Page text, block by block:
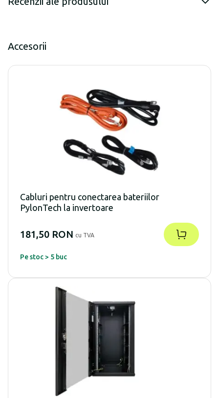
Accesorii
Cabluri pentru conectarea bateriilor
PylonTech la invertoare
181,50 RON cu TVA
Pe stoc > 5 buc